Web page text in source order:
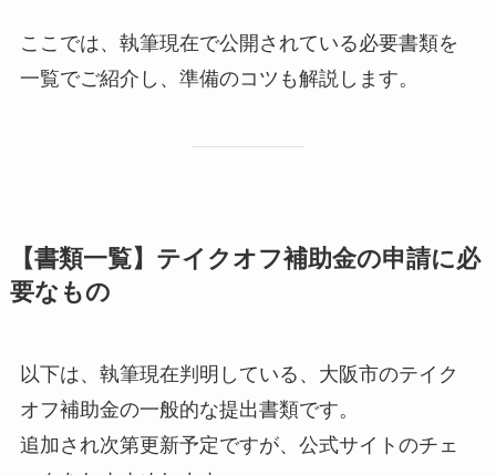
ここでは、執筆現在で公開されている必要書類を
一覧でご紹介し、準備のコツも解説します。
【書類一覧】テイクオフ補助金の申請に必
要なもの
以下は、執筆現在判明している、大阪市のテイク
オフ補助金の一般的な提出書類です。
追加され次第更新予定ですが、公式サイトのチェ